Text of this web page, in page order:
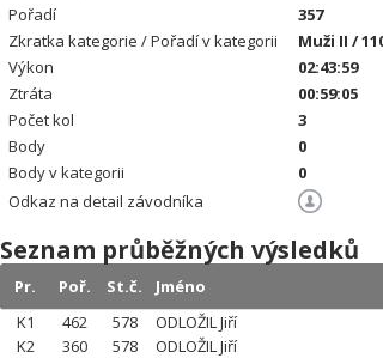
Pořadí
357
Zkratka kategorie / Pořadí v kategorii
Muži II /
Výkon
02:43:59
Ztráta
00:59:05
Počet kol
3
Body
0
Body v kategorii
0
Odkaz na detail závodníka
Seznam průběžných výsledků
Pr. Poř. St.č. Jméno
K1
462 578 ODLOŽIL Jiří
K2
360 578 ODLOŽIL Jiří